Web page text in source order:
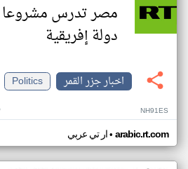
مصر تدرس مشروعا
دولة إفريقية
اخبار جزر القمر
Politics
NH91ES
ار تي عربي• arabic.rt.com